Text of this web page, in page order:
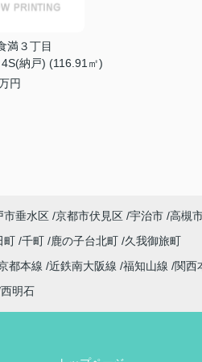
満３丁目
納戸) (116.91㎡)
円
市垂水区 京都市伏見区 宇治市 高槻
町 千町 鹿の子台北町 久我御旅町
都本線 近鉄南大阪線 福知山線 関西
西明石